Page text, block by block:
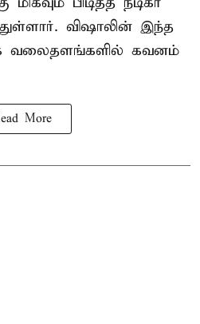
விஷாலின் இந்த
வலைதளங்களில் கவனம்
More